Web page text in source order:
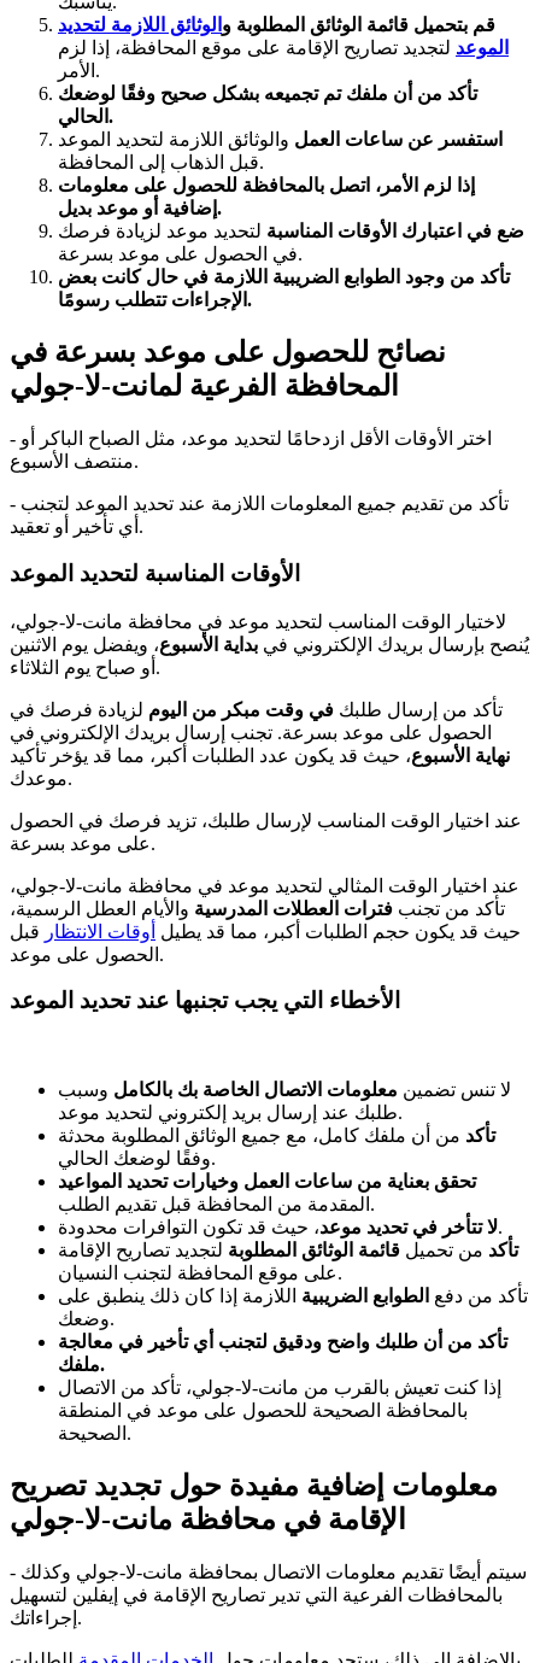
قم بتحميل قائمة الوثائق المطلوبة و الوثائق اللازمة لتحديد
الموعد لتجديد تصاريح الإقامة على موقع المحافظة، إذا لزم
الأمر.
تأكد من أن ملفك تم تجميعه بشكل صحيح وفقًا لوضعك
الحالي.
استفسر عن ساعات العمل والوثائق اللازمة لتحديد الموعد
قبل الذهاب إلى المحافظة.
إذا لزم الأمر، اتصل بالمحافظة للحصول على معلومات
إضافية أو موعد بديل.
ضع في اعتبارك الأوقات المناسبة لتحديد موعد لزيادة فرصك
في الحصول على موعد بسرعة.
تأكد من وجود الطوابع الضريبية اللازمة في حال كانت بعض
الإجراءات تتطلب رسومًا.
نصائح للحصول على موعد بسرعة في
المحافظة الفرعية لمانت-لا-جولي
- اختر الأوقات الأقل ازدحامًا لتحديد موعد، مثل الصباح الباكر أو
منتصف الأسبوع.
- تأكد من تقديم جميع المعلومات اللازمة عند تحديد الموعد لتجنب
أي تأخير أو تعقيد.
الأوقات المناسبة لتحديد الموعد
لاختيار الوقت المناسب لتحديد موعد في محافظة مانت-لا-جولي،
يُنصح بإرسال بريدك الإلكتروني في بداية الأسبوع، ويفضل يوم الاثنين
أو صباح يوم الثلاثاء.
تأكد من إرسال طلبك في وقت مبكر من اليوم لزيادة فرصك في
الحصول على موعد بسرعة. تجنب إرسال بريدك الإلكتروني في
نهاية الأسبوع، حيث قد يكون عدد الطلبات أكبر، مما قد يؤخر تأكيد
موعدك.
عند اختيار الوقت المناسب لإرسال طلبك، تزيد فرصك في الحصول
على موعد بسرعة.
عند اختيار الوقت المثالي لتحديد موعد في محافظة مانت-لا-جولي،
تأكد من تجنب فترات العطلات المدرسية والأيام العطل الرسمية،
حيث قد يكون حجم الطلبات أكبر، مما قد يطيل أوقات الانتظار قبل
الحصول على موعد.
الأخطاء التي يجب تجنبها عند تحديد الموعد
لا تنس تضمين معلومات الاتصال الخاصة بك بالكامل وسبب
طلبك عند إرسال بريد إلكتروني لتحديد موعد.
تأكد من أن ملفك كامل، مع جميع الوثائق المطلوبة محدثة
وفقًا لوضعك الحالي.
تحقق بعناية من ساعات العمل وخيارات تحديد المواعيد
المقدمة من المحافظة قبل تقديم الطلب.
لا تتأخر في تحديد موعد، حيث قد تكون التوافرات محدودة.
تأكد من تحميل قائمة الوثائق المطلوبة لتجديد تصاريح الإقامة
على موقع المحافظة لتجنب النسيان.
تأكد من دفع الطوابع الضريبية اللازمة إذا كان ذلك ينطبق على
وضعك.
تأكد من أن طلبك واضح ودقيق لتجنب أي تأخير في معالجة
ملفك.
إذا كنت تعيش بالقرب من مانت-لا-جولي، تأكد من الاتصال
بالمحافظة الصحيحة للحصول على موعد في المنطقة
الصحيحة.
معلومات إضافية مفيدة حول تجديد تصريح
الإقامة في محافظة مانت-لا-جولي
- سيتم أيضًا تقديم معلومات الاتصال بمحافظة مانت-لا-جولي وكذلك
بالمحافظات الفرعية التي تدير تصاريح الإقامة في إيفلين لتسهيل
إجراءاتك.